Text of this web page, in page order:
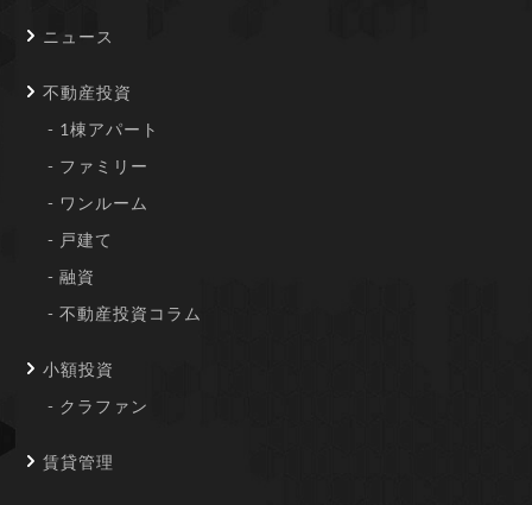
ニュース
不動産投資
1棟アパート
ファミリー
ワンルーム
戸建て
融資
不動産投資コラム
小額投資
クラファン
賃貸管理